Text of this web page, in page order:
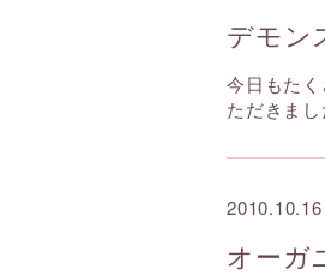
デモン
今日もた
ただきま
2010.10.16
オーガ